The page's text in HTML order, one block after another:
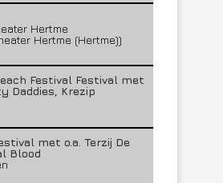
Hertme
Hertme (Hertme))
Festival Festival met
Daddies, Krezip
met o.a. Terzij De
Blood